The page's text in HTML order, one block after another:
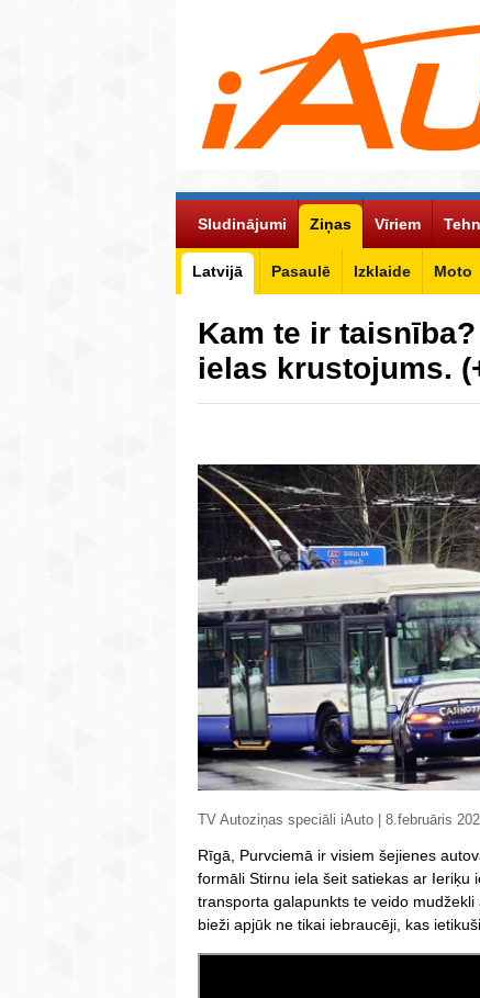
Sludinājumi Ziņas
Latvijā Pasaulē Izklaide Moto
Vīriem
Kam te ir
ielas krustojums.
TV Autoziņas speciāli iAuto | 8.februāris
Rīgā, Purvciemā ir visiem šejienes
formāli Stirnu iela šeit satiekas ar Ieriķu
transporta galapunkts te veido
bieži apjūk ne tikai iebraucēji, kas